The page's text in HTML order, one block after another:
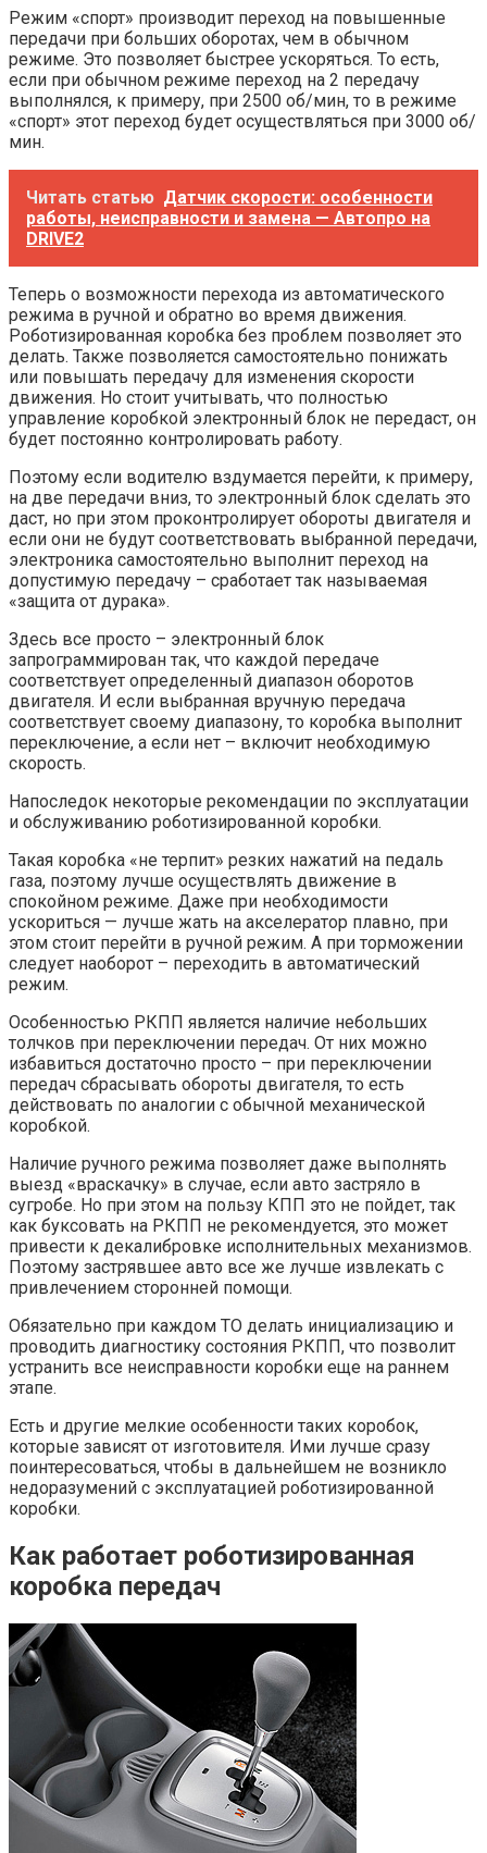
Режим «спорт» производит переход на повышенные
передачи при больших оборотах, чем в обычном
режиме. Это позволяет быстрее ускоряться. То есть,
если при обычном режиме переход на 2 передачу
выполнялся, к примеру, при 2500 об/мин, то в режиме
«спорт» этот переход будет осуществляться при 3000 об/
мин.
Читать статью Датчик скорости: особенности
работы, неисправности и замена — Автопро на
DRIVE2
Теперь о возможности перехода из автоматического
режима в ручной и обратно во время движения.
Роботизированная коробка без проблем позволяет это
делать. Также позволяется самостоятельно понижать
или повышать передачу для изменения скорости
движения. Но стоит учитывать, что полностью
управление коробкой электронный блок не передаст, он
будет постоянно контролировать работу.
Поэтому если водителю вздумается перейти, к примеру,
на две передачи вниз, то электронный блок сделать это
даст, но при этом проконтролирует обороты двигателя и
если они не будут соответствовать выбранной передачи,
электроника самостоятельно выполнит переход на
допустимую передачу – сработает так называемая
«защита от дурака».
Здесь все просто – электронный блок
запрограммирован так, что каждой передаче
соответствует определенный диапазон оборотов
двигателя. И если выбранная вручную передача
соответствует своему диапазону, то коробка выполнит
переключение, а если нет – включит необходимую
скорость.
Напоследок некоторые рекомендации по эксплуатации
и обслуживанию роботизированной коробки.
Такая коробка «не терпит» резких нажатий на педаль
газа, поэтому лучше осуществлять движение в
спокойном режиме. Даже при необходимости
ускориться — лучше жать на акселератор плавно, при
этом стоит перейти в ручной режим. А при торможении
следует наоборот – переходить в автоматический
режим.
Особенностью РКПП является наличие небольших
толчков при переключении передач. От них можно
избавиться достаточно просто – при переключении
передач сбрасывать обороты двигателя, то есть
действовать по аналогии с обычной механической
коробкой.
Наличие ручного режима позволяет даже выполнять
выезд «враскачку» в случае, если авто застряло в
сугробе. Но при этом на пользу КПП это не пойдет, так
как буксовать на РКПП не рекомендуется, это может
привести к декалибровке исполнительных механизмов.
Поэтому застрявшее авто все же лучше извлекать с
привлечением сторонней помощи.
Обязательно при каждом ТО делать инициализацию и
проводить диагностику состояния РКПП, что позволит
устранить все неисправности коробки еще на раннем
этапе.
Есть и другие мелкие особенности таких коробок,
которые зависят от изготовителя. Ими лучше сразу
поинтересоваться, чтобы в дальнейшем не возникло
недоразумений с эксплуатацией роботизированной
коробки.
Как работает роботизированная
коробка передач